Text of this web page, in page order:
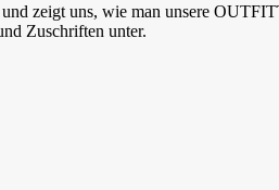
zeigt uns, wie man unsere
Zuschriften unter.